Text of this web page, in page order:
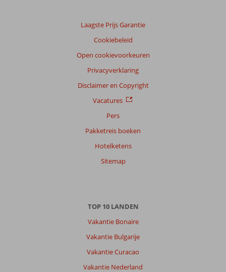
Laagste Prijs Garantie
Cookiebeleid
Open cookievoorkeuren
Privacyverklaring
Disclaimer en Copyright
Vacatures
Pers
Pakketreis boeken
Hotelketens
Sitemap
TOP 10 LANDEN
Vakantie Bonaire
Vakantie Bulgarije
Vakantie Curacao
Vakantie Nederland